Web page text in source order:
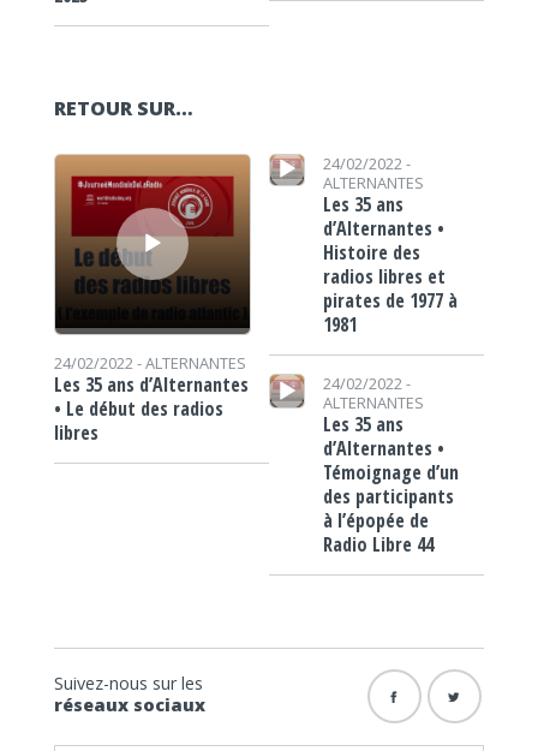
RETOUR SUR…
Lecteur audio
24/02/2022 -ALTERNANTES
Les 35 ans d’Alternantes
• Le début des radios
libres
Lecteur audio
24/02/2022 -
ALTERNANTES
Les 35 ans
d’Alternantes •
Histoire des
radios libres et
pirates de 1977 à
1981
Lecteur audio
24/02/2022 -
ALTERNANTES
Les 35 ans
d’Alternantes •
Témoignage d’un
des participants
à l’épopée de
Radio Libre 44
Suivez-nous sur les
réseaux sociaux